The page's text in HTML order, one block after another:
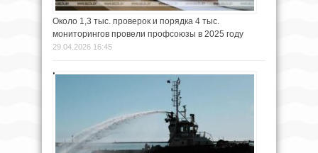
Около 1,3 тыс. проверок и порядка 4 тыс.
мониторингов провели профсоюзы в 2025 году
29.04.2026 16:45